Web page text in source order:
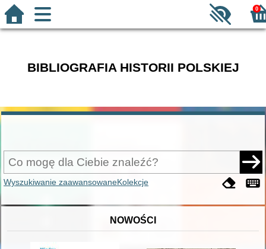
0
BIBLIOGRAFIA HISTORII POLSKIEJ
Wyszukiwanie zaawansowaneKolekcje
NOWOŚCI